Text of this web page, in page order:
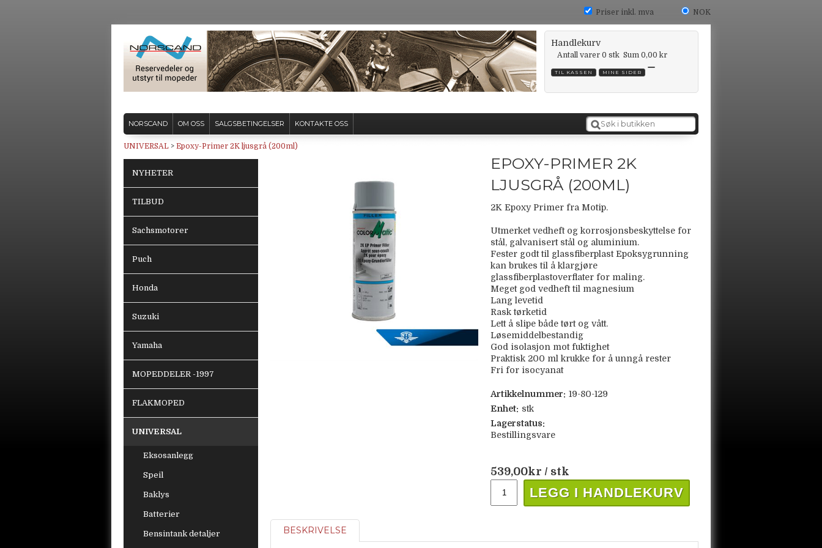
NOK
Priser inkl. mva
Handlekurv
Antall varer 0 stk Sum 0,00 kr
TIL KASSEN MINE SIDER
NORSCAND OM OSS SALGSBETINGELSER KONTAKTE OSS
UNIVERSAL > Epoxy-Primer 2K ljusgrå (200ml)
NYHETER
TILBUD
Sachsmotorer
Puch
Honda
Suzuki
Yamaha
MOPEDDELER -1997
FLAKMOPED
UNIVERSAL
Eksosanlegg
Speil
Baklys
Batterier
Bensintank detaljer
EPOXY-PRIMER 2K
LJUSGRÅ (200ML)
2K Epoxy Primer fra Motip.
Utmerket vedheft og korrosjonsbeskyttelse for
stål, galvanisert stål og aluminium.
Fester godt til glassfiberplast Epoksygrunning
kan brukes til å klargjøre
glassfiberplastoverflater for maling.
Meget god vedheft til magnesium
Lang levetid
Rask tørketid
Lett å slipe både tørt og vått.
Løsemiddelbestandig
God isolasjon mot fuktighet
Praktisk 200 ml krukke for å unngå rester
Fri for isocyanat
Artikkelnummer: 19-80-129
Enhet: stk
Lagerstatus:
Bestillingsvare
539,00kr / stk
LEGG I HANDLEKURV
BESKRIVELSE